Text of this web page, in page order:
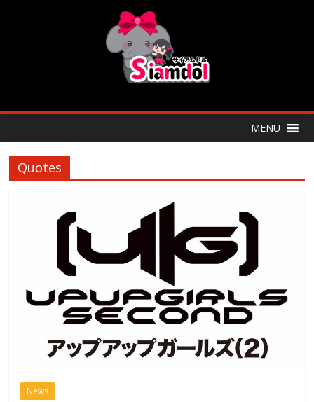
MENU
Quotes
News